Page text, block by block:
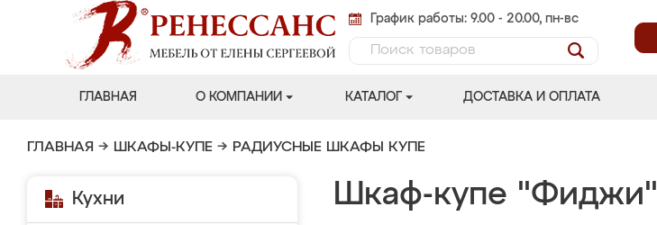
График работы: 9.00 - 20.00, пн-вс
ГЛАВНАЯ О КОМПАНИИ КАТАЛОГ ДОСТАВКА И ОПЛАТА
ГЛАВНАЯ → ШКАФЫ-КУПЕ → РАДИУСНЫЕ ШКАФЫ КУПЕ
Кухни Шкаф-купе "Фиджи"